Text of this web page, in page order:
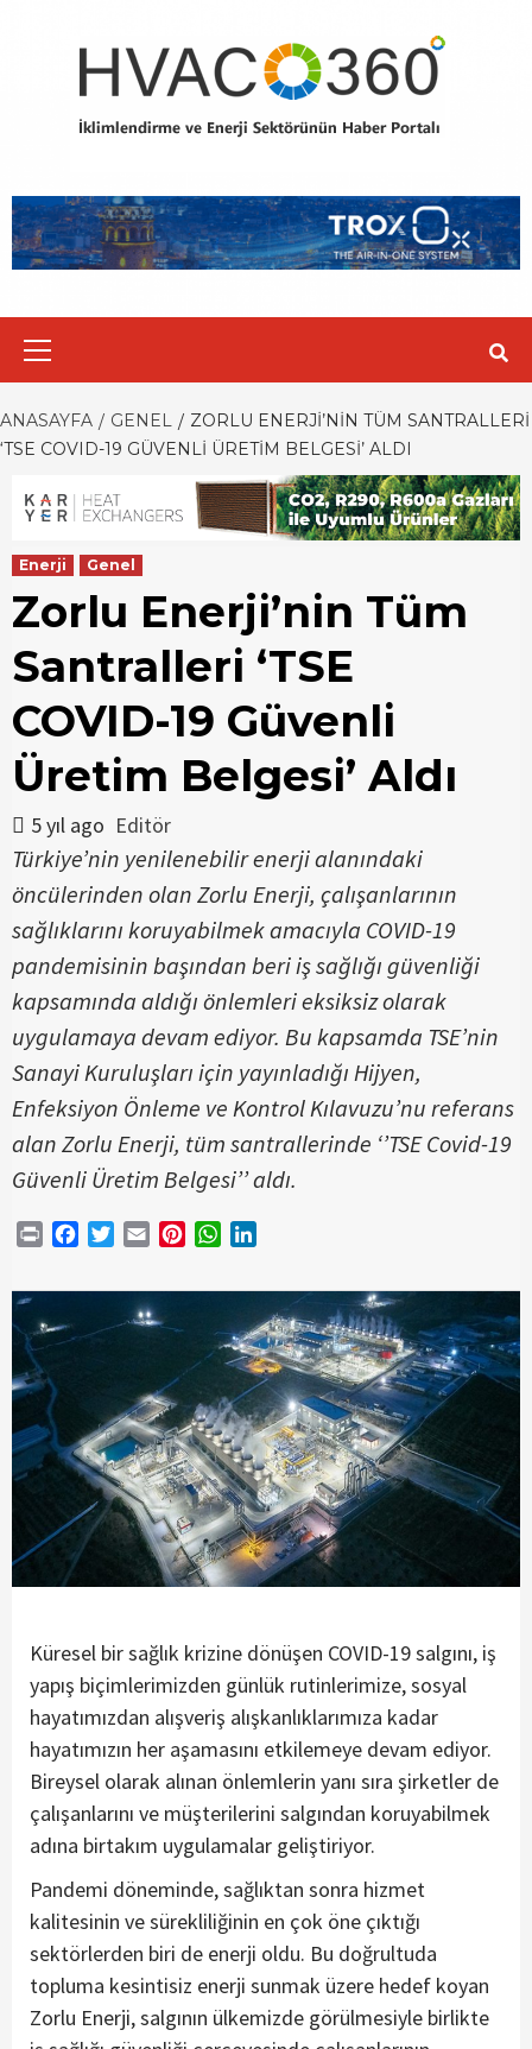
ANASAYFA GENEL
ZORLU ENERJI’NIN TÜM SANTRALLERI
‘TSE COVID-19 GÜVENLI ÜRETIM BELGESI’ ALDI
Enerji Genel
Zorlu Enerji’nin Tüm
Santralleri ‘TSE
COVID-19 Güvenli
Üretim Belgesi’ Aldı
5 yıl ago Editör
Türkiye’nin yenilenebilir enerji alanındaki
öncülerinden olan Zorlu Enerji, çalışanlarının
sağlıklarını koruyabilmek amacıyla COVID-19
pandemisinin başından beri iş sağlığı güvenliği
kapsamında aldığı önlemleri eksiksiz olarak
uygulamaya devam ediyor. Bu kapsamda TSE’nin
Sanayi Kuruluşları için yayınladığı Hijyen,
Enfeksiyon Önleme ve Kontrol Kılavuzu’nu referans
alan Zorlu Enerji, tüm santrallerinde ‘’TSE Covid-19
Güvenli Üretim Belgesi’’ aldı.
Print FacebookTwitterEmail PinterestWhatsApp
Küresel bir sağlık krizine dönüşen COVID-19 salgını, iş
yapış biçimlerimizden günlük rutinlerimize, sosyal
hayatımızdan alışveriş alışkanlıklarımıza kadar
hayatımızın her aşamasını etkilemeye devam ediyor.
Bireysel olarak alınan önlemlerin yanı sıra şirketler de
çalışanlarını ve müşterilerini salgından koruyabilmek
adına birtakım uygulamalar geliştiriyor.
Pandemi döneminde, sağlıktan sonra hizmet
kalitesinin ve sürekliliğinin en çok öne çıktığı
sektörlerden biri de enerji oldu. Bu doğrultuda
topluma kesintisiz enerji sunmak üzere hedef koyan
Zorlu Enerji, salgının ülkemizde görülmesiyle birlikte